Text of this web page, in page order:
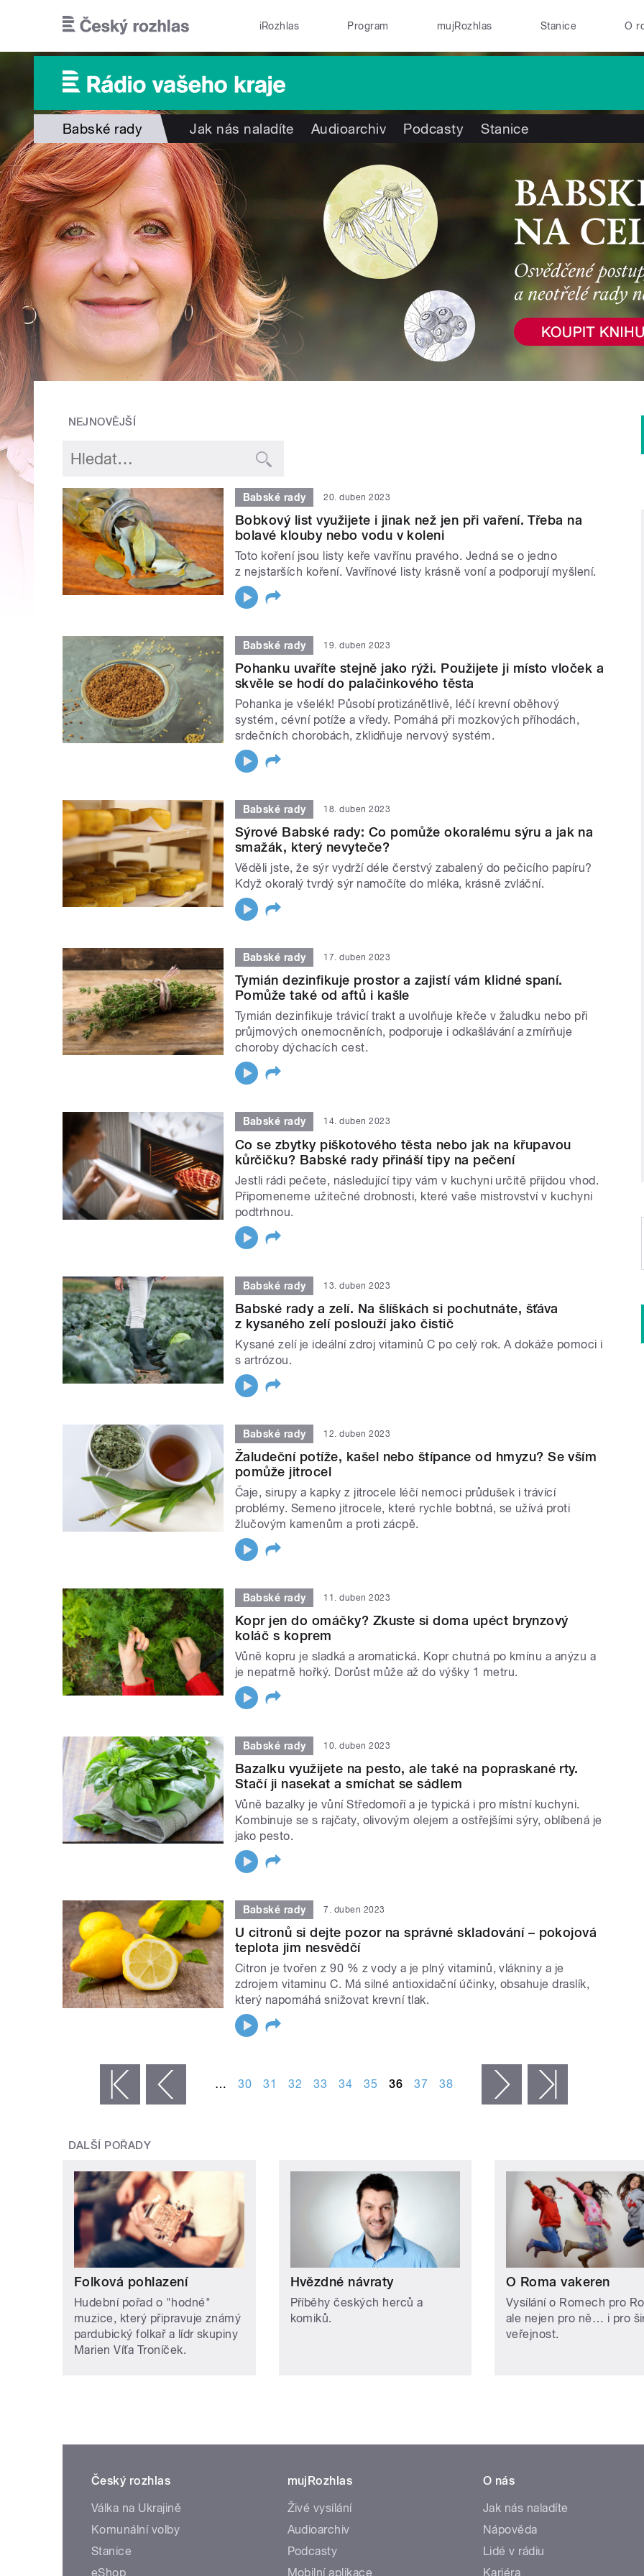
iRozhlas Program mujRozhlas Stanice O
Babské rady Jak nás naladíte Audioarchiv Podcasty Stanice
NEJNOVĚJŠÍ
Babské rady 20. duben 2023
Bobkový list využijete i jinak než jen při vaření. Třeba na
bolavé klouby nebo vodu v koleni
Toto koření jsou listy keře vavřínu pravého. Jedná se o jedno
z nejstarších koření. Vavřínové listy krásně voní a podporují myšlení.
Babské rady 19. duben 2023
Pohanku uvaříte stejně jako rýži. Použijete ji místo vloček a
skvěle se hodí do palačinkového těsta
Pohanka je všelék! Působí protizánětlivě, léčí krevní oběhový
systém, cévní potíže a vředy. Pomáhá při mozkových příhodách,
srdečních chorobách, zklidňuje nervový systém.
Babské rady 18. duben 2023
Sýrové Babské rady: Co pomůže okoralému sýru a jak na
smažák, který nevyteče?
Věděli jste, že sýr vydrží déle čerstvý zabalený do pečicího papíru?
Když okoralý tvrdý sýr namočíte do mléka, krásně zvláční.
Babské rady 17. duben 2023
Tymián dezinfikuje prostor a zajistí vám klidné spaní.
Pomůže také od aftů i kašle
Tymián dezinfikuje trávicí trakt a uvolňuje křeče v žaludku nebo při
průjmových onemocněních, podporuje i odkašlávání a zmírňuje
choroby dýchacích cest.
Babské rady 14. duben 2023
Co se zbytky piškotového těsta nebo jak na křupavou
kůrčičku? Babské rady přináší tipy na pečení
Jestli rádi pečete, následující tipy vám v kuchyni určitě přijdou vhod.
Připomeneme užitečné drobnosti, které vaše mistrovství v kuchyni
podtrhnou.
Babské rady 13. duben 2023
Babské rady a zelí. Na šlíškách si pochutnáte, šťáva
z kysaného zelí poslouží jako čistič
Kysané zelí je ideální zdroj vitaminů C po celý rok. A dokáže pomoci i
s artrózou.
Babské rady 12. duben 2023
Žaludeční potíže, kašel nebo štípance od hmyzu? Se vším
pomůže jitrocel
Čaje, sirupy a kapky z jitrocele léčí nemoci průdušek i trávící
problémy. Semeno jitrocele, které rychle bobtná, se užívá proti
žlučovým kamenům a proti zácpě.
Babské rady 11. duben 2023
Kopr jen do omáčky? Zkuste si doma upéct brynzový
koláč s koprem
Vůně kopru je sladká a aromatická. Kopr chutná po kmínu a anýzu a
je nepatrně hořký. Dorůst může až do výšky 1 metru.
Babské rady 10. duben 2023
Bazalku využijete na pesto, ale také na popraskané rty.
Stačí ji nasekat a smíchat se sádlem
Vůně bazalky je vůní Středomoří a je typická i pro místní kuchyni.
Kombinuje se s rajčaty, olivovým olejem a ostřejšími sýry, oblíbená je
jako pesto.
Babské rady 7. duben 2023
U citronů si dejte pozor na správné skladování – pokojová
teplota jim nesvědčí
Citron je tvořen z 90 % z vody a je plný vitaminů, vlákniny a je
zdrojem vitaminu C. Má silné antioxidační účinky, obsahuje draslík,
který napomáhá snižovat krevní tlak.
‹ předchozí … 30 31 32 33 34 35 36 37 38 následující ›
DALŠÍ POŘADY
Folková pohlazení
Hudební pořad o "hodné"
muzice, který připravuje známý
pardubický folkař a lídr skupiny
Marien Víťa Troníček.
Hvězdné návraty
Příběhy českých herců a
komiků.
O Roma vakeren
Vysílání o Romech pro
ale nejen pro ně… i pro
veřejnost.
Český rozhlas
Válka na Ukrajině
Komunální volby
Stanice
eShop
mujRozhlas
Živé vysílání
Audioarchiv
Podcasty
Mobilní aplikace
O nás
Jak nás naladíte
Nápověda
Lidé v rádiu
Kariéra